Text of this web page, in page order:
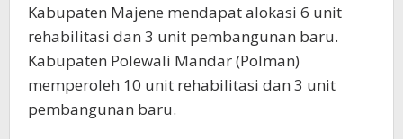
Kabupaten Majene mendapat alokasi 6 unit
rehabilitasi dan 3 unit pembangunan baru.
Kabupaten Polewali Mandar (Polman)
memperoleh 10 unit rehabilitasi dan 3 unit
pembangunan baru.